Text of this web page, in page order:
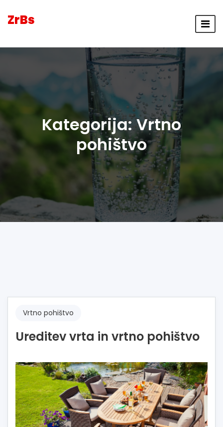
ZrBs
Kategorija:Vrtno
pohištvo
Vrtno pohištvo
Ureditev vrta in vrtno pohištvo